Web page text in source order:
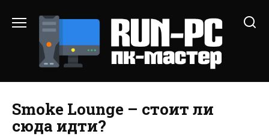
содержанию
Smoke Lounge – стоит ли
сюда идти?